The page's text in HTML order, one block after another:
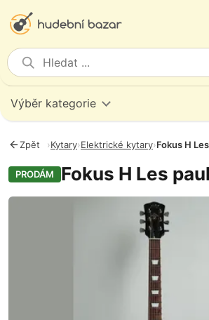
Výběr kategorie
Zpět ›Kytary›Elektrické kytary›Fokus H
PRODÁM Fokus H Les paul
Fotografie